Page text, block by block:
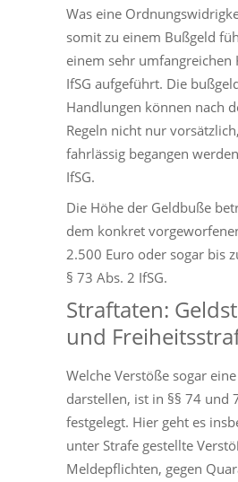
Was eine
somit zu einem Bußgeld
einem sehr umfangreichen
IfSG aufgeführt. Die
Handlungen können nach
Regeln nicht nur
fahrlässig begangen
IfSG.
Die Höhe der Geldbuße
dem konkret
2.500 Euro oder sogar bis
§ 73 Abs. 2 IfSG.
Straftaten:
und
Welche Verstöße sogar
darstellen, ist in §§ 74 und
festgelegt. Hier geht es
unter Strafe gestellte
Meldepflichten, gegen